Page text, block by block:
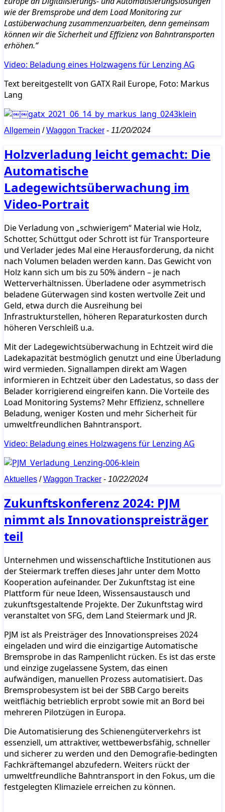
wie der Bremsprobe und dem Load Monitoring zur
Lastüberwachung zusammenzuarbeiten, denn gemeinsam
können wir die Sicherheit und Effizienz von Bahntransporten
erhöhen.“
Video: Beladung eines Holzwagens für Lenzing AG
Text bereitgestellt von GATX Rail Europe, Foto: Markus
Lang
Allgemein /Waggon Tracker - 11/20/2024
Holzverladung leicht gemacht: Die
Automatische
Ladegewichtsüberwachung im
Video-Portrait
Die Verladung von „schwierigem“ Material wie Holz,
Schotter, Schüttgut oder Schrott ist für Transporteure
und Verlader jedes Mal eine Herausforderung, da nicht
nach Volumen beladen werden kann. Das Gewicht von
Holz kann sich um bis zu 50% ändern – je nach
Wetterverhältnissen. Überladene oder asymmetrisch
beladene Güterwagen sind kosten wertvolle Zeit und
Geld, etwa durch die Ausreihung bei
Infrastrukturstellen, höheren Reparaturkosten durch
höheren Verschleiß u.a.
Mit der Ladegewichtsüberwachung in Echtzeit wird die
Ladekapazität bestmöglich genutzt und eine Überladung
wird vermieden. Signallampen direkt am Wagen
informieren in Echtzeit über den Ladestatus, so dass der
Belader korrigierend eingreifen kann. Die Vorteile des
Load Monitoring Systems? Mehr Effizienz, schnellere
Beladung, weniger Kosten und mehr Sicherheit für
umweltfreundlichen Bahntransport.
Video: Beladung eines Holzwagens für Lenzing AG
Aktuelles /Waggon Tracker - 10/22/2024
Zukunftskonferenz 2024: PJM
nimmt als Innovationspreisträger
teil
Unternehmen und wissenschaftliche Institutionen aus
der Steiermark treffen dieses Jahr unter dem Motto
Kooperation aufeinander. Der Zukunftstag ist eine
Plattform für neue Ideen, Wissensaustausch und
zukunftsgestaltende Projekte. Der Zukunftstag wird
veranstaltet von SFG, dem Land Steiermark und JR.
PJM ist als Preisträger des Innovationspreises 2024
eingeladen und wird die einzigartige Automatische
Bremsprobe in das Rampenlicht rücken. Es ist das erste
und einzige zugelassene System, das einen
aufwändigen, manuellen Prozess automatisiert. Das
Bremsprobesystem ist bei der SBB Cargo bereits
weitflächig betrieblich erprobt sowie mit an Bord bei
mehreren Pilotzügen in Europa.
Die Automatisierung des Schienengüterverkehrs ist
essenziell, um attraktiver, wettbewerbsfähig, schneller
und sicherer zu werden und den Demografie-bedingten
Fachkräftemangel abzufedern. Weiters rückt der
umweltfreundliche Bahntransport in den Fokus, um die
festgelegten Klimaziele erreichen zu können.